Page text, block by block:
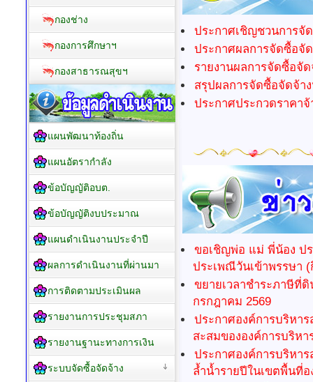
ประกาศเชิญชวนการจั
ประกาศผลการจัดซื้อจั
รายงานผลการจัดซื้อจั
สรุปผลการจัดซื้อจัดจ้า
ประกาศประกวดราคา
ขอเชิญพ่อ แม่ พี่น้อง ป
ประเพณีวันเข้าพรรษา
ขยายเวลาชำระภาษีที่
กรกฎาคม 2569
ประกาศองค์การบริหาร
สะสมขององค์การบริห
ประกาศองค์การบริหา
ล้ำน้ำรายปีในเขตพื้นที่
กองช่าง
กองการศึกษาฯ
กองสาธารณสุขฯ
แผนพัฒนาท้องถิ่น
แผนอัตรากำลัง
ข้อบัญญัติอบต.
ข้อบัญญัติงบประมาณ
แผนดำเนินงานประจำปี
ผลการดำเนินงานที่ผ่านมา
การติดตามประเมินผล
รายงานการประชุมสภา
รายงานฐานะทางการเงิน
ระบบจัดซื้อจัดจ้าง